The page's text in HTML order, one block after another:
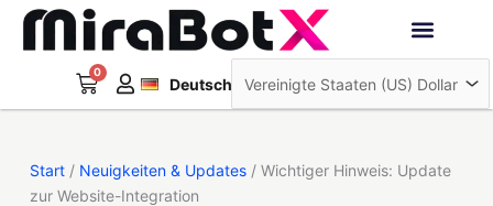
Zum
0
WarenkorbDeutsch
Français
日本語
Start/ Neuigkeiten & Updates/ Wichtiger Hinweis: Update
zur Website-Integration